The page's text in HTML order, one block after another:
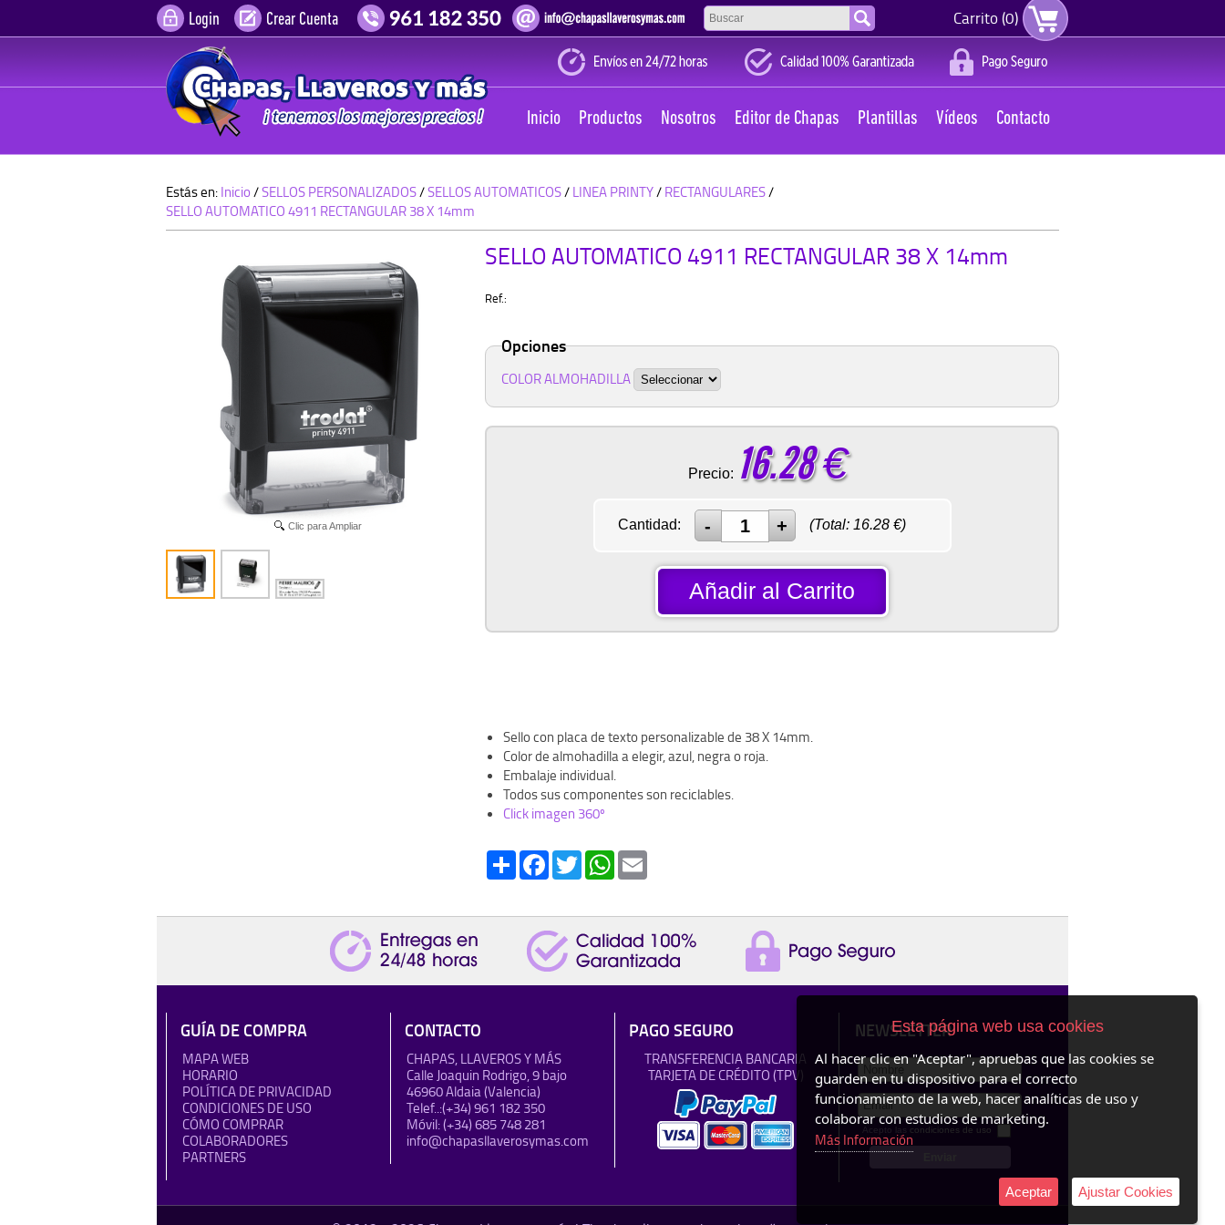
Login Crear Cuenta Carrito (0)
Nosotros Editor de Chapas Plantillas Vídeos Contacto
Productos
Inicio
Estás en:Inicio/SELLOS PERSONALIZADOS/SELLOS AUTOMATICOS/LINEA PRINTY/RECTANGULARES/
SELLO AUTOMATICO 4911 RECTANGULAR 38 X 14mm
Clic para Ampliar
SELLO AUTOMATICO 4911 RECTANGULAR 38 X 14mm
Ref.:
Opciones
COLOR ALMOHADILLA
Precio: 16.28€
Cantidad: (Total: 16.28€)
Añadir al Carrito
Sello con placa de texto personalizable de 38 X 14mm.
Color de almohadilla a elegir, azul, negra o roja.
Embalaje individual.
Todos sus componentes son reciclables.
Click imagen 360º
ShareFacebook
TwitterWhatsApp
GUÍA DE COMPRA
MAPA WEB
HORARIO
POLÍTICA DE PRIVACIDAD
CONDICIONES DE USO
CÓMO COMPRAR
COLABORADORES
PARTNERS
CONTACTO
CHAPAS, LLAVEROS Y MÁS
Calle Joaquin Rodrigo, 9 bajo
46960 Aldaia (Valencia)
Telef..:(+34) 961 182 350
Móvil:(+34) 685 748 281
info@chapasllaverosymas.com
PAGO SEGURO
TRANSFERENCIA BANCARIA
TARJETA DE CRÉDITO (TPV)
NEWSLETTER
Acepto las condiciones de uso
Esta página web usa cookies
Al hacer clic en "Aceptar", apruebas que las cookies se
guarden en tu dispositivo para el correcto
funcionamiento de la web, hacer analíticas de uso y
colaborar con estudios de marketing.
Más Información
Aceptar Ajustar Cookies